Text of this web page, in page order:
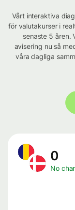
Vårt interaktiva
för valutakurser i
senaste 5 åren.
avisering nu så
våra dagliga
0
No